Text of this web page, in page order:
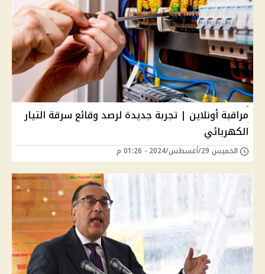
مراقبة أونلاين | تجربة جديدة لرصد وقائع سرقة التيار
الكهربائي
الخميس 29/أغسطس/2024 - 01:26 م